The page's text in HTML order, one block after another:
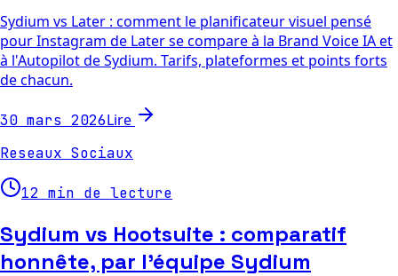
Sydium vs Later : comment le planificateur visuel pensé
pour Instagram de Later se compare à la Brand Voice IA et
à l'Autopilot de Sydium. Tarifs, plateformes et points forts
de chacun.
30 mars 2026Lire
Reseaux Sociaux
12 min de lecture
Sydium vs Hootsuite : comparatif
honnête, par l'équipe Sydium